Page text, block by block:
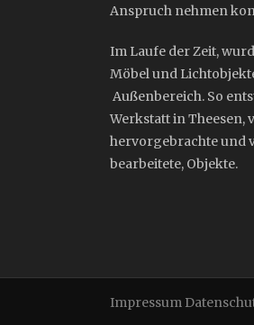
Anspruch nehmen
Im Laufe der Zeit,
Möbel und
Außenbereich. So
Werkstatt in Theesen,
hervorgebrachte und
bearbeitete, Objekte.
Impressum